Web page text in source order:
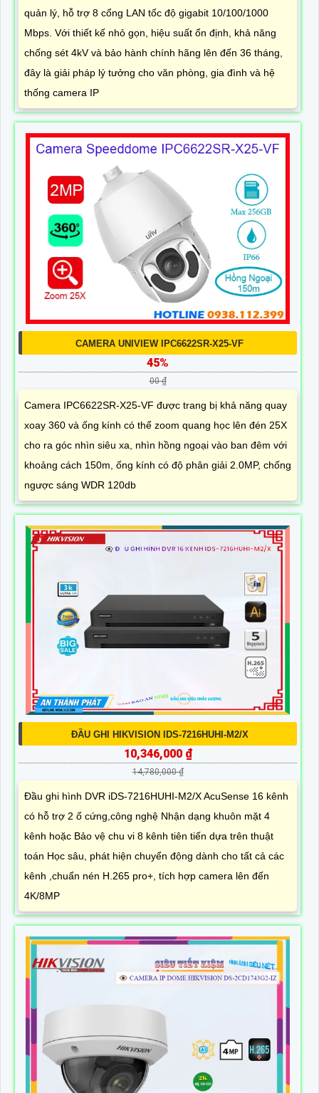
quản lý, hỗ trợ 8 cổng LAN tốc độ gigabit 10/100/1000
Mbps. Với thiết kế nhỏ gọn, hiệu suất ổn định, khả năng
chống sét 4kV và bảo hành chính hãng lên đến 36 tháng,
đây là giải pháp lý tưởng cho văn phòng, gia đình và hệ
thống camera IP
CAMERA UNIVIEW IPC6622SR-X25-VF
45%
00 ₫
Camera IPC6622SR-X25-VF được trang bị khả năng quay
xoay 360 và ống kính có thể zoom quang học lên đén 25X
cho ra góc nhìn siêu xa, nhìn hồng ngoại vào ban đêm với
khoảng cách 150m, ống kính có độ phân giải 2.0MP, chống
ngược sáng WDR 120db
ĐẦU GHI HIKVISION IDS-7216HUHI-M2/X
10,346,000 ₫
14,780,000 ₫
Đầu ghi hình DVR iDS-7216HUHI-M2/X AcuSense 16 kênh
có hỗ trợ 2 ổ cứng,công nghệ Nhận dạng khuôn mặt 4
kênh hoặc Bảo vệ chu vi 8 kênh tiên tiến dựa trên thuật
toán Học sâu, phát hiện chuyển động dành cho tất cả các
kênh ,chuẩn nén H.265 pro+, tích hợp camera lên đến
4K/8MP